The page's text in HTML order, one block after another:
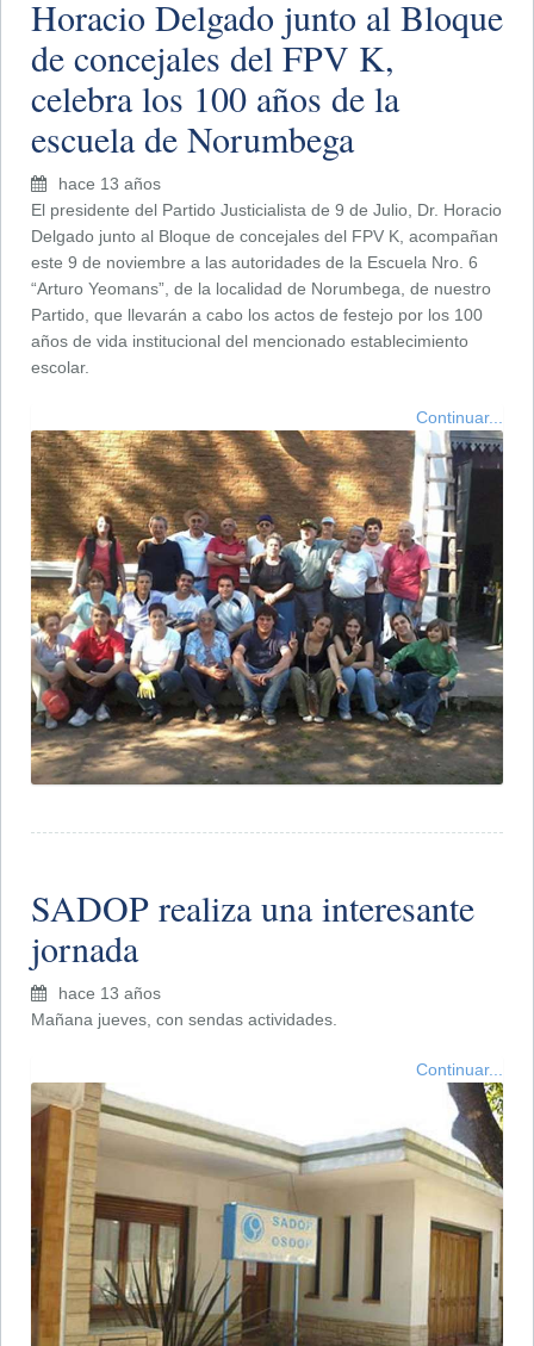
Horacio Delgado junto al Bloque
de concejales del FPV K,
celebra los 100 años de la
escuela de Norumbega
hace 13 años
El presidente del Partido Justicialista de 9 de Julio, Dr. Horacio
Delgado junto al Bloque de concejales del FPV K, acompañan
este 9 de noviembre a las autoridades de la Escuela Nro. 6
“Arturo Yeomans”, de la localidad de Norumbega, de nuestro
Partido, que llevarán a cabo los actos de festejo por los 100
años de vida institucional del mencionado establecimiento
escolar.
Continuar...
SADOP realiza una interesante
jornada
hace 13 años
Mañana jueves, con sendas actividades.
Continuar...